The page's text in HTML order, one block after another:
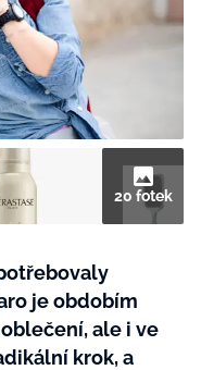
- 599 KČ
SVĚT ŽENY +
MANA (10 ks)
20 fotek
je obdobím
ale i ve
krok, a